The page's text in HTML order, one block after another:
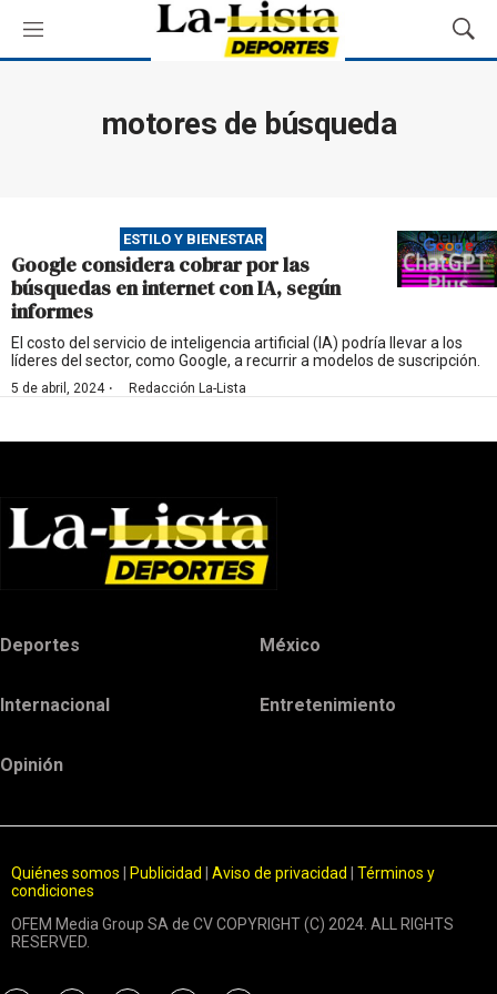
M
e
M
o
ú
s
q
u
a
motores de búsqueda
ESTILO Y BIENESTAR
Google considera cobrar por las
búsquedas en internet con IA, según
informes
El costo del servicio de inteligencia artificial (IA) podría llevar a los
líderes del sector, como Google, a recurrir a modelos de suscripción.
5 de abril, 2024· Redacción La-Lista
Deportes México
Internacional Entretenimiento
Opinión
Quiénes somos Publicidad Aviso de privacidad
Términos y
condiciones
OFEM Media Group SA de CV COPYRIGHT (C) 2024. ALL RIGHTS
RESERVED.